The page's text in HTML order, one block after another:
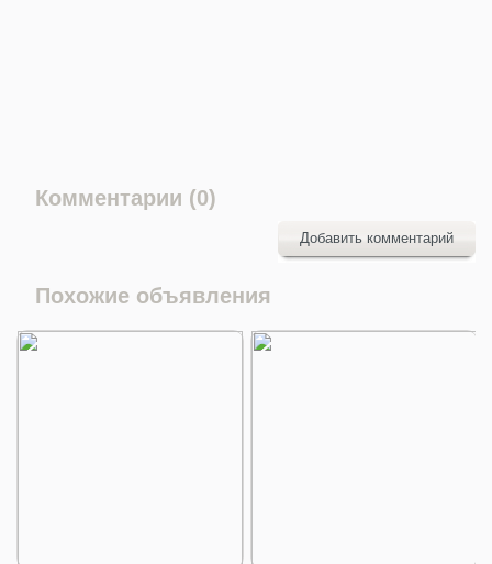
Комментарии (0)
Добавить комментарий
Похожие объявления